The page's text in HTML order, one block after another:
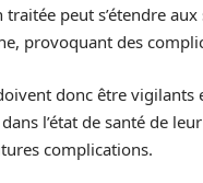
peut s’étendre
provoquant des
donc être vigilants
l’état de santé de
complications.